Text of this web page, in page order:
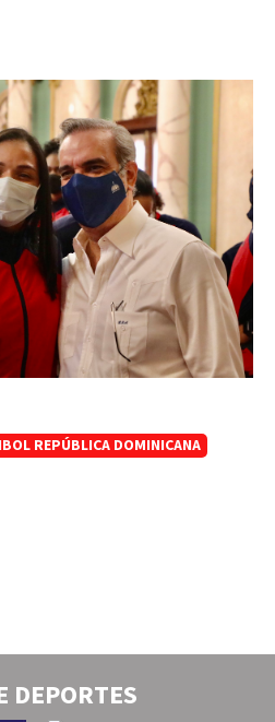
REPÚBLICA DOMINICANA
DEPORTES